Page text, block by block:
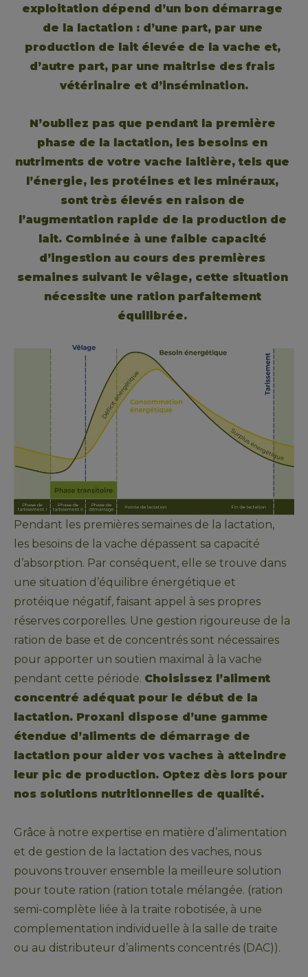
exploitation dépend d’un bon démarrage
de la lactation : d’une part, par une
production de lait élevée de la vache et,
d’autre part, par une maitrise des frais
vétérinaire et d’insémination.
N’oubliez pas que pendant la première
phase de la lactation, les besoins en
nutriments de votre vache laitière, tels que
l’énergie, les protéines et les minéraux,
sont très élevés en raison de
l’augmentation rapide de la production de
lait. Combinée à une faible capacité
d’ingestion au cours des premières
semaines suivant le vêlage, cette situation
nécessite une ration parfaitement
équilibrée.
Pendant les premières semaines de la lactation,
les besoins de la vache dépassent sa capacité
d’absorption. Par conséquent, elle se trouve dans
une situation d’équilibre énergétique et
protéique négatif, faisant appel à ses propres
réserves corporelles. Une gestion rigoureuse de la
ration de base et de concentrés sont nécessaires
pour apporter un soutien maximal à la vache
pendant cette période. Choisissez l’aliment
concentré adéquat pour le début de la
lactation. Proxani dispose d’une gamme
étendue d’aliments de démarrage de
lactation pour aider vos vaches à atteindre
leur pic de production. Optez dès lors pour
nos solutions nutritionnelles de qualité.
Grâce à notre expertise en matière d’alimentation
et de gestion de la lactation des vaches, nous
pouvons trouver ensemble la meilleure solution
pour toute ration (ration totale mélangée. (ration
semi-complète liée à la traite robotisée, à une
complementation individuelle à la salle de traite
ou au distributeur d’aliments concentrés (DAC)).